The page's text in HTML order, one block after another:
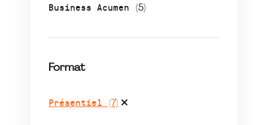
Business Acumen (5)
Format
Présentiel (7)